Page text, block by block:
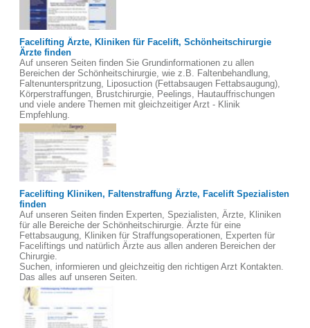
Facelifting Ärzte, Kliniken für Facelift, Schönheitschirurgie
Ärzte finden
Auf unseren Seiten finden Sie Grundinformationen zu allen
Bereichen der Schönheitschirurgie, wie z.B. Faltenbehandlung,
Faltenunterspritzung, Liposuction (Fettabsaugen Fettabsaugung),
Körperstraffungen, Brustchirurgie, Peelings, Hautauffrischungen
und viele andere Themen mit gleichzeitiger Arzt - Klinik
Empfehlung.
Facelifting Kliniken, Faltenstraffung Ärzte, Facelift Spezialisten
finden
Auf unseren Seiten finden Experten, Spezialisten, Ärzte, Kliniken
für alle Bereiche der Schönheitschirurgie. Ärzte für eine
Fettabsaugung, Kliniken für Straffungsoperationen, Experten für
Faceliftings und natürlich Ärzte aus allen anderen Bereichen der
Chirurgie.
Suchen, informieren und gleichzeitig den richtigen Arzt Kontakten.
Das alles auf unseren Seiten.